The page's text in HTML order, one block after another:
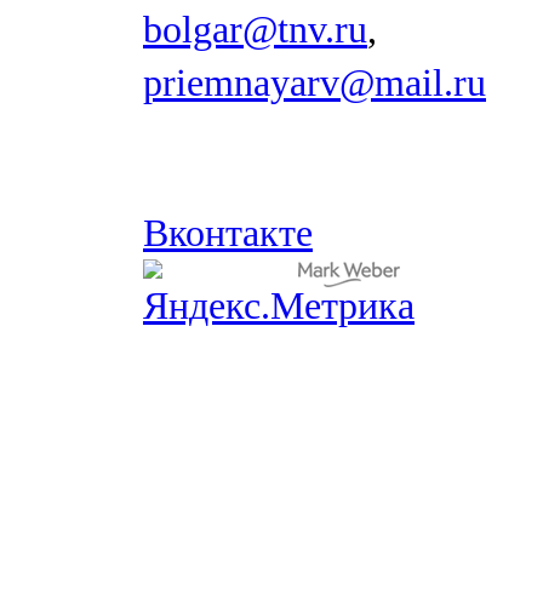
bolgar@tnv.ru,
priemnayarv@mail.ru
Вконтакте